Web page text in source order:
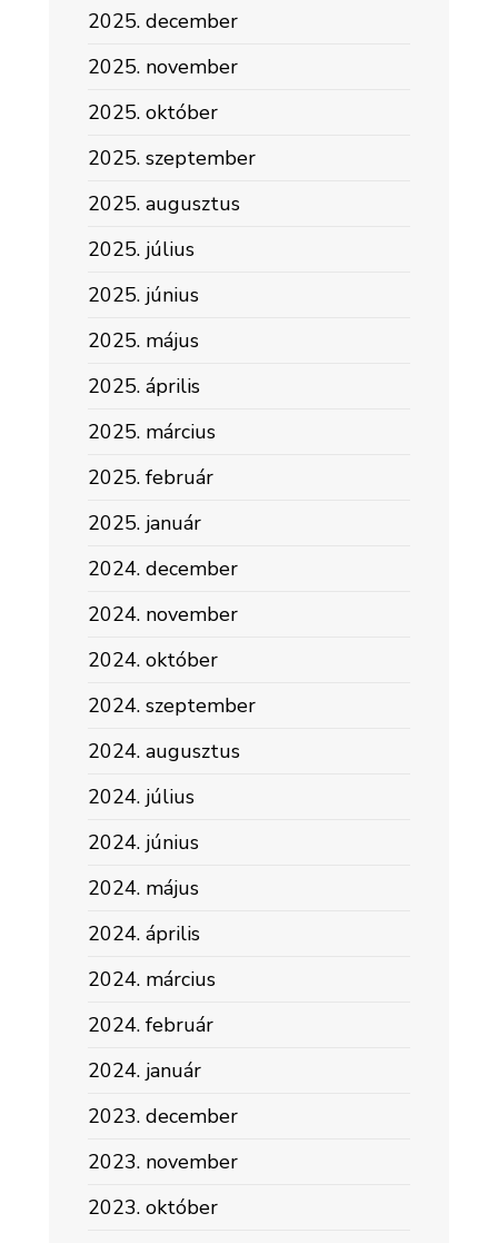
2025. december
2025. november
2025. október
2025. szeptember
2025. augusztus
2025. július
2025. június
2025. május
2025. április
2025. március
2025. február
2025. január
2024. december
2024. november
2024. október
2024. szeptember
2024. augusztus
2024. július
2024. június
2024. május
2024. április
2024. március
2024. február
2024. január
2023. december
2023. november
2023. október